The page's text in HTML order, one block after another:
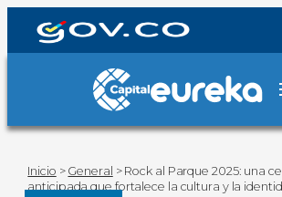
Inicio > General > Rock al Parque 2025: una
anticipada que fortalece la cultura y la